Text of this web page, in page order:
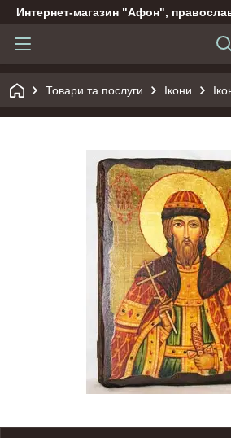
Интернет-магазин "Афон",
Товари та послуги Ікони